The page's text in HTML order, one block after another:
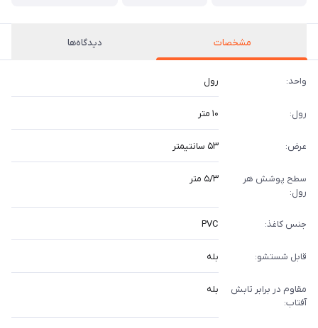
مشخصات دیدگاه‌ها
واحد: رول
رول: ۱۰ متر
عرض: ۵۳ سانتیمتر
سطح پوشش هر
رول:
۵/۳ متر
جنس کاغذ: PVC
قابل شستشو: بله
مقاوم در برابر تابش
آفتاب:
بله